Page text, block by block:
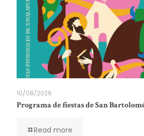
10/08/2026
Programa de fiestas de San
Read more